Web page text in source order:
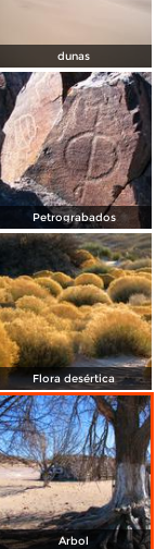
dunas
Petrograbados
Flora desértica
Árbol